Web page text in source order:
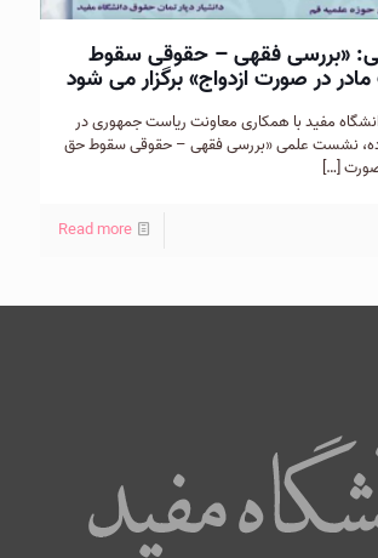
«بررسی فقهی – حقوقی سقوط
در صورت ازدواج» برگزار می شود
مفید با همکاری معاونت ریاست جمهوری در
نشست علمی «بررسی فقهی – حقوقی سقوط حق
[…]
Read more